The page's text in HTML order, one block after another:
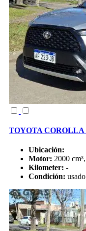
TOYOTA COROLLA
Ubicación:
Motor: 2000
Kilometer: -
Condición: usado